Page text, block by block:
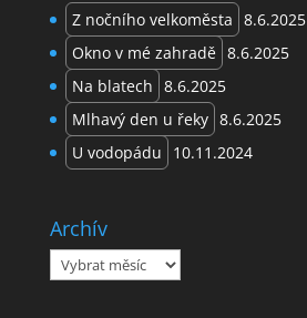
Z nočního velkoměsta 8.6.2025
Okno v mé zahradě 8.6.2025
Na blatech 8.6.2025
Mlhavý den u řeky 8.6.2025
U vodopádu
10.11.2024
Archív
Archív